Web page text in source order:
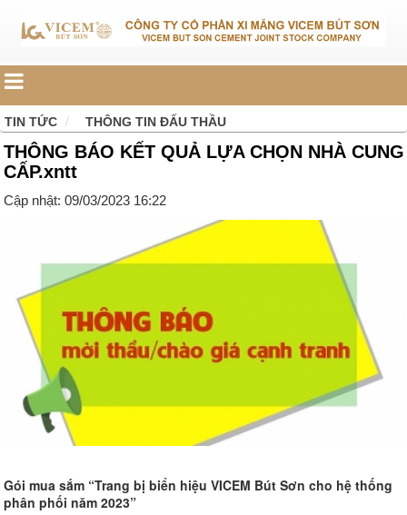
TIN TỨC THÔNG TIN ĐẤU THẦU
THÔNG BÁO KẾT QUẢ LỰA CHỌN NHÀ CUNG
CẤP.xntt
Cập nhật: 09/03/2023 16:22
Gói mua sắm “Trang bị biển hiệu VICEM Bút Sơn cho hệ thống
phân phối năm 2023”